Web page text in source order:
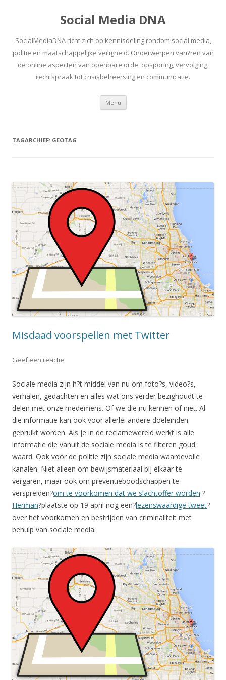
Social Media DNA
SocialMediaDNA richt zich op kennisdeling rondom social media,
politie en maatschappelijke veiligheid. Onderwerpen vari?ren van
de online aspecten van openbare orde, opsporing, vervolging,
rechtspraak tot crisisbeheersing en communicatie.
Menu Spring
inhoud
TAGARCHIEF: GEOTAG
Misdaad voorspellen met Twitter
Geef een reactie
Sociale media zijn h?t middel van nu om foto?s, video?s,
verhalen, gedachten en alles wat ons verder bezighoudt te
delen met onze medemens. Of we die nu kennen of niet. Al
die informatie kan ook voor allerlei andere doeleinden
gebruikt worden. Als je in de reclamewereld werkt is alle
informatie die vanuit de sociale media is te filteren goud
waard. Ook voor de politie zijn sociale media waardevolle
kanalen. Niet alleen om bewijsmateriaal bij elkaar te
vergaren, maar ook om preventieboodschappen te
verspreiden?om te voorkomen dat we slachtoffer worden.?
Herman?plaatste op 19 april nog een?lezenswaardige tweet?
over het voorkomen en bestrijden van criminaliteit met
behulp van sociale media.